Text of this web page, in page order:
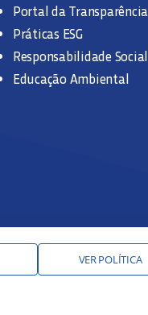
Portal da Transparência
Práticas ESG
Responsabilidade Social
Educação Ambiental
VER POLÍTICA